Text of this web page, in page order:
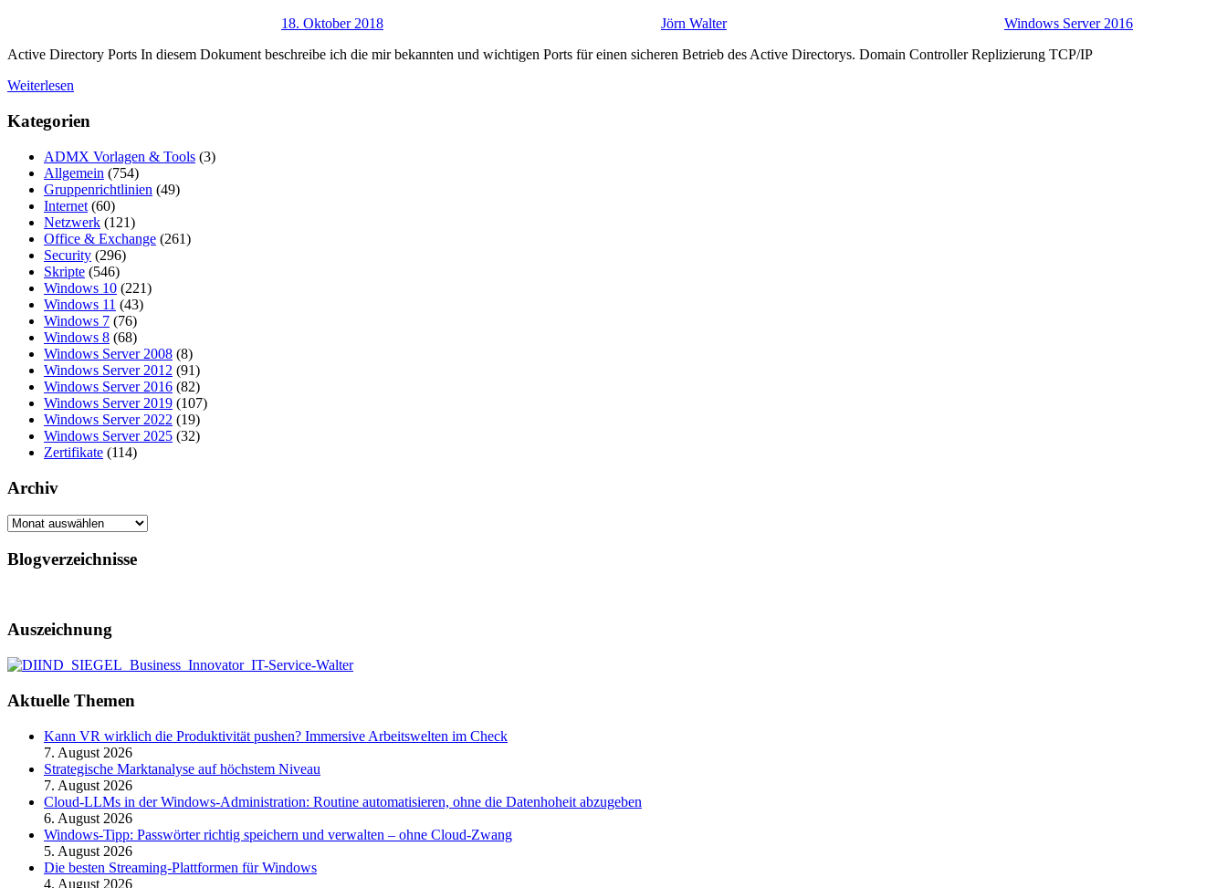
18. Oktober 2018 Jörn Walter
Windows Server 2016
Active Directory Ports In diesem Dokument beschreibe ich die mir bekannten und wichtigen Ports für einen sicheren Betrieb des Active Directorys. Domain Controller Replizierung TCP/IP
Weiterlesen
Kategorien
ADMX Vorlagen & Tools (3)
Allgemein (754)
Gruppenrichtlinien (49)
Internet (60)
Netzwerk (121)
Office & Exchange (261)
Security (296)
Skripte (546)
Windows 10 (221)
Windows 11 (43)
Windows 7 (76)
Windows 8 (68)
Windows Server 2008 (8)
Windows Server 2012 (91)
Windows Server 2016 (82)
Windows Server 2019 (107)
Windows Server 2022 (19)
Windows Server 2025 (32)
Zertifikate (114)
Archiv
Archiv
Blogverzeichnisse
Auszeichnung
Aktuelle Themen
Kann VR wirklich die Produktivität pushen? Immersive Arbeitswelten im Check
7. August 2026
Strategische Marktanalyse auf höchstem Niveau
7. August 2026
Cloud-LLMs in der Windows-Administration: Routine automatisieren, ohne die Datenhoheit abzugeben
6. August 2026
Windows-Tipp: Passwörter richtig speichern und verwalten – ohne Cloud-Zwang
5. August 2026
Die besten Streaming-Plattformen für Windows
4. August 2026